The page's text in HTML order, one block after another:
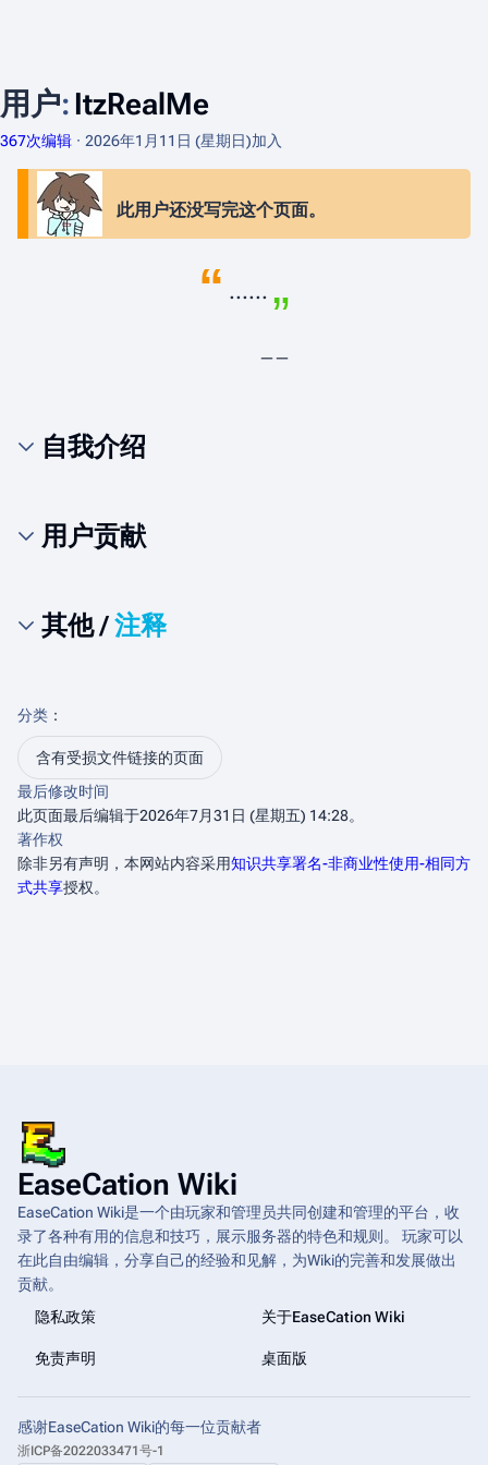
用户: ItzRealMe
367次编辑 2026年1月11日 (星期日)加入
此用户还没写完这个页面。
“ ...... „
——
自我介绍
用户贡献
其他 /注释
分类 ：​
含有受损文件链接的页面
最后修改时间
此页面最后编辑于2026年7月31日 (星期五) 14:28。
著作权
除非另有声明，本网站内容采用知识共享署名-非商业性使用-相同方
式共享授权。
EaseCation Wiki
EaseCation Wiki是一个由玩家和管理员共同创建和管理的平台，收
录了各种有用的信息和技巧，展示服务器的特色和规则。 玩家可以
在此自由编辑，分享自己的经验和见解，为Wiki的完善和发展做出
贡献。
隐私政策
关于EaseCation Wiki
免责声明 桌面版
感谢EaseCation Wiki的每一位贡献者
浙ICP备2022033471号-1